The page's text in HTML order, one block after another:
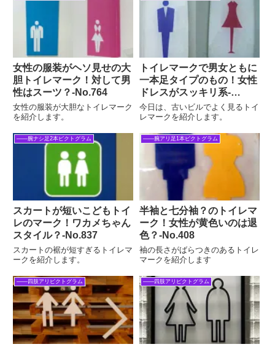
女性の服装がヘソ見せの大
胆トイレマーク！対して男
性はスーツ？‐No.764
女性の服装が大胆なトイレマーク
を紹介します。
トイレマークで男女ともに
一本足タイプのもの！女性
ドレスがスッキリ系-
No.003
今日は、古いビルでよく見るトイ
レマークを紹介します。
――腕ナシ足2本ピクトグラム
スカートが短いこどもトイ
レのマーク！ワカメちゃん
スタイル？‐No.837
スカートの裾が短すぎるトイレマ
ークを紹介します。
――腕アリ足1本ピクトグラム
半袖と七分袖？のトイレマ
ーク！女性が黄色いのは退
色？‐No.408
袖の長さがばらつきのあるトイレ
マークを紹介します
――四肢アリピクトグラム ――四肢アリピクトグラム